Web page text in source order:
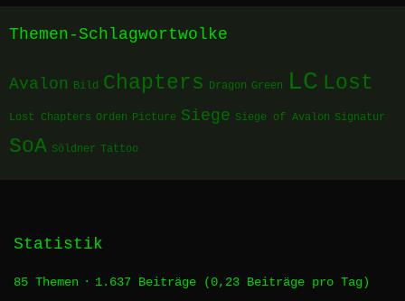
Themen-Schlagwortwolke
Avalon Bild Chapters Dragon Green LC Lost
Lost Chapters Orden Picture Siege Siege of Avalon Signatur
SoA Söldner Tattoo
Statistik
85 Themen 1.637 Beiträge (0,23 Beiträge pro Tag)